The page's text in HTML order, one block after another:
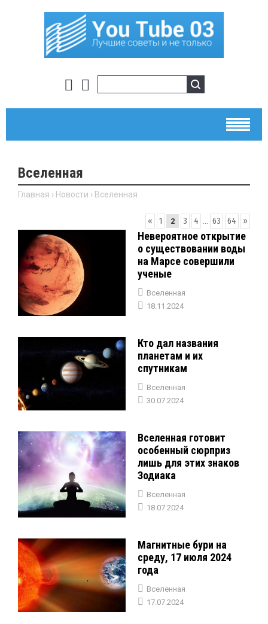
Вселенная
Главная › Новости › Вселенная
« 1 2 3 4 63 64 »
Невероятное открытие
о существовании воды
на Марсе совершили
ученые
Вселенная
18.11.2024
Кто дал названия
планетам и их
спутникам
Вселенная
30.07.2024
Вселенная готовит
особенный сюрприз
лишь для этих знаков
Зодиака
Вселенная
18.07.2024
Магнитные бури на
среду, 17 июля 2024
года
Вселенная
17.07.2024